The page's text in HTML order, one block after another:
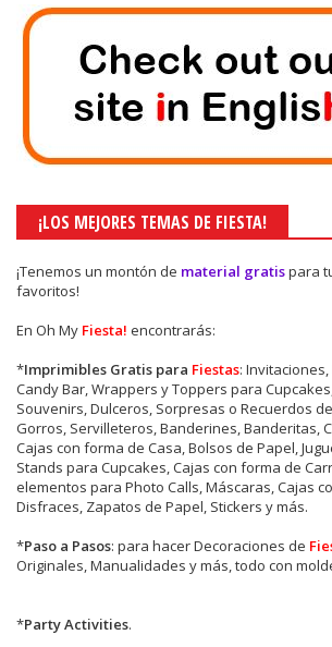
¡LOS MEJORES TEMAS DE FIESTA!
¡Tenemos un montón de material gratispara
favoritos!
En Oh My Fiesta! encontrarás:
*Imprimibles Gratis para Fiestas:
Candy Bar, Wrappers y Toppers para
Souvenirs, Dulceros, Sorpresas o Recuerdos de
Gorros, Servilleteros, Banderines, Banderitas,
Cajas con forma de Casa, Bolsos de Papel,
Stands para Cupcakes, Cajas con forma de
elementos para Photo Calls, Máscaras, Cajas
Disfraces, Zapatos de Papel, Stickers y más.
*Paso a Pasos: para hacer Decoraciones de
Originales, Manualidades y más, todo con
*Party Activities.